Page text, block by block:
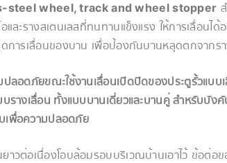
steel wheel, track and wheel stopper
ะรางสเตนเลสที่ทนทานแข็งแรง ให้การเลื่อนได้
การเลื่อนของบาน เพื่อป้องกันบานหลุดตกจากรา
ปลอดภัยขณะใช้งานเลื่อนเปิดปิดของประตูรั้วแบ
รางเลื่อน ทั้งแบบบานเดี่ยวและบานคู่ สำหรับบัง
เพื่อความปลอดภัย
าวต่อเนื่องโอบล้อมรอบบริเวณบ้านเอาไว้ ข้อต่อ